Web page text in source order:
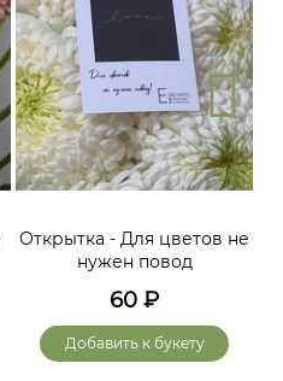
Открытка - Для цветов не
нужен повод
60 ₽
Добавить к букету